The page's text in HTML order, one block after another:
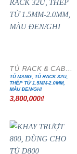
TỦ MẠNG, TỦ RACK 32U,
THÉP TỪ 1.5MM-2.0MM,
MÀU ĐEN/GHI
3,800,000₫